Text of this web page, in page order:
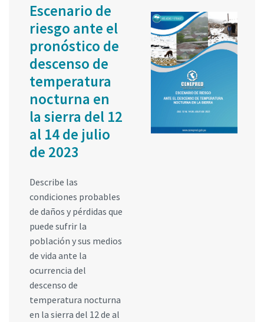
Escenario de
riesgo ante el
pronóstico de
descenso de
temperatura
nocturna en
la sierra del 12
al 14 de julio
de 2023
Describe las
condiciones probables
de daños y pérdidas que
puede sufrir la
población y sus medios
de vida ante la
ocurrencia del
descenso de
temperatura nocturna
en la sierra del 12 de al